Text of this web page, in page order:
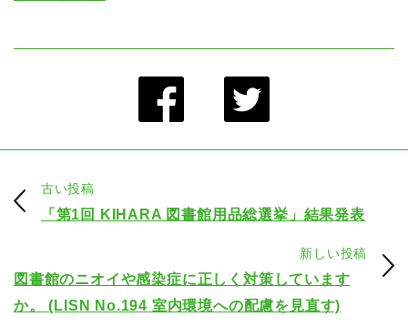
古い投稿
「第1回 KIHARA 図書館用品総選挙」結果発表
新しい投稿
図書館のニオイや感染症に正しく対策しています
か。 (LISN No.194 室内環境への配慮を見直す)